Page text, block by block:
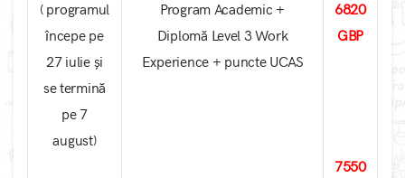
( programul
începe pe
27 iulie și
se termină
pe 7
august)
Program Academic +
Diplomă Level 3 Work
Experience + puncte UCAS
6820
GBP
7550